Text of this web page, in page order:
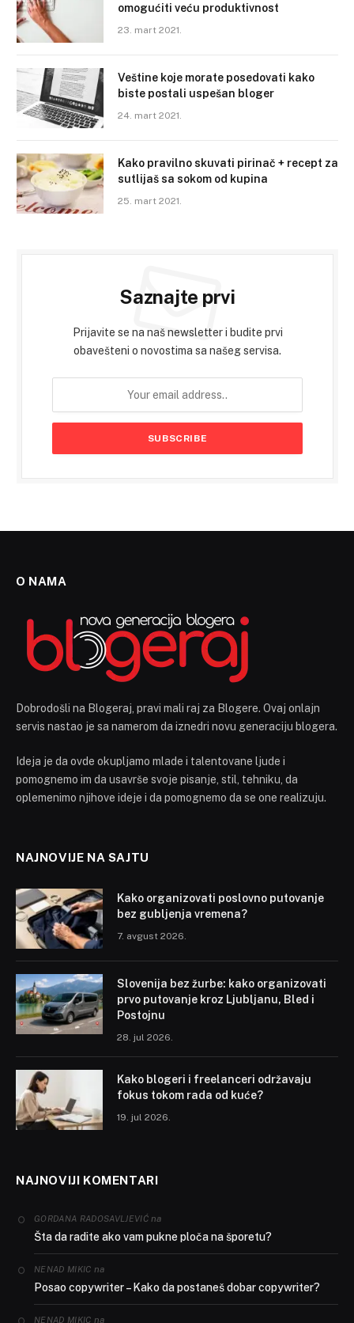
omogućiti veću produktivnost
23. mart 2021.
Veštine koje morate posedovati kako
biste postali uspešan bloger
24. mart 2021.
Kako pravilno skuvati pirinač + recept za
sutlijaš sa sokom od kupina
25. mart 2021.
Saznajte prvi
Prijavite se na naš newsletter i budite prvi
obavešteni o novostima sa našeg servisa.
O NAMA
Dobrodošli na Blogeraj, pravi mali raj za Blogere. Ovaj onlajn
servis nastao je sa namerom da iznedri novu generaciju blogera.
Ideja je da ovde okupljamo mlade i talentovane ljude i
pomognemo im da usavrše svoje pisanje, stil, tehniku, da
oplemenimo njihove ideje i da pomognemo da se one realizuju.
NAJNOVIJE NA SAJTU
Kako organizovati poslovno putovanje
bez gubljenja vremena?
7. avgust 2026.
Slovenija bez žurbe: kako organizovati
prvo putovanje kroz Ljubljanu, Bled i
Postojnu
28. jul 2026.
Kako blogeri i freelanceri održavaju
fokus tokom rada od kuće?
19. jul 2026.
NAJNOVIJI KOMENTARI
GORDANA RADOSAVLJEVIĆna
Šta da radite ako vam pukne ploča na šporetu?
NENAD MIKIC na
Posao copywriter – Kako da postaneš dobar copywriter?
NENAD MIKIC na